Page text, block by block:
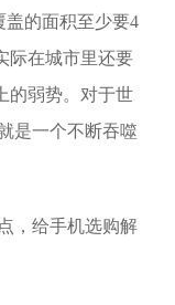
盖的面积至少要4
际在城市里还要
的弱势。对于世
是一个不断吞噬